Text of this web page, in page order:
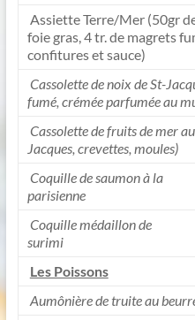
Assiette Terre/Mer (50gr
foie gras, 4 tr. de magrets
confitures et sauce)
Cassolette de noix de St-
fumé, crémée parfumée au
Cassolette de fruits de mer
Jacques, crevettes, moules)
Coquille de saumon à la
Coquille médaillon de
Les Poissons
Aumônière de truite au